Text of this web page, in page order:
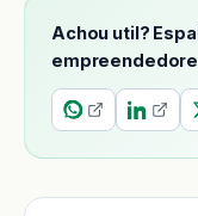
Achou util?